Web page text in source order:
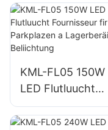
Outdoor-
Gebaifassaden an
Open-Right-
KML-FL05 150W
LED Flutluucht
Fournisseur fir
Parkplazen a